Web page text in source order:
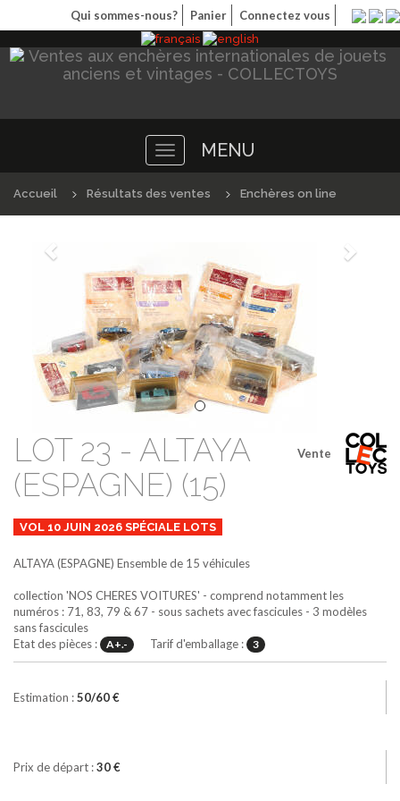
Qui sommes-nous? Panier Connectez vous
Toggle
navigation
MENU
Accueil Résultats des ventes Enchères on line
Précédént
Vente
LOT 23 - ALTAYA
(ESPAGNE) (15)
VOL 10 JUIN 2026 SPÉCIALE LOTS
ALTAYA (ESPAGNE) Ensemble de 15 véhicules
collection 'NOS CHERES VOITURES' - comprend notamment les
numéros : 71, 83, 79 & 67 - sous sachets avec fascicules - 3 modèles
sans fascicules
Etat des pièces :
A+.- Tarif d'emballage : 3
Estimation :50/60 €
Prix de départ :30 €